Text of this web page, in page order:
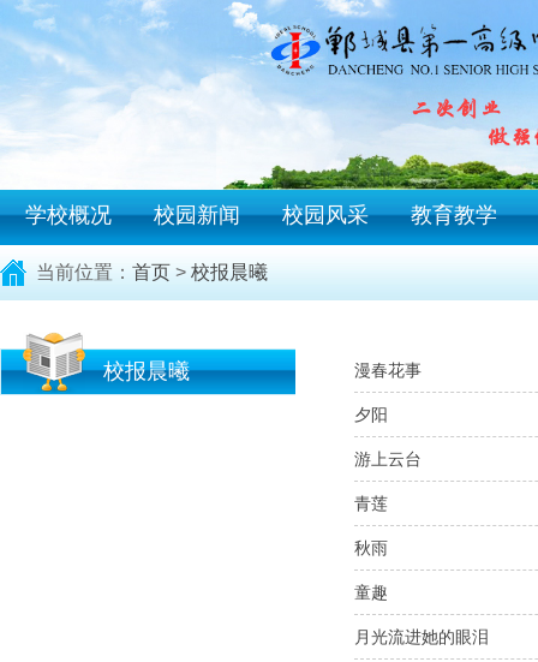
学校概况 校园新闻 校园风采 教育教学
当前位置： 首页 > 校报晨曦
校报晨曦 漫春花事
夕阳
游上云台
青莲
秋雨
童趣
月光流进她的眼泪